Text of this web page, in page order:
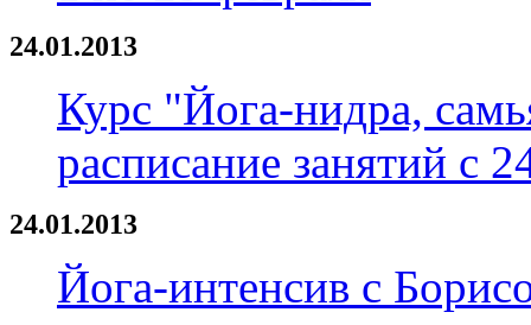
24.01.2013
Курс "Йога-нидра,
расписание занятий с
24.01.2013
Йога-интенсив с